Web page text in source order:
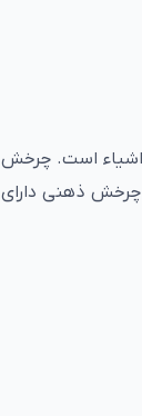
اشیاء است. چرخش
چرخش ذهنی دارای